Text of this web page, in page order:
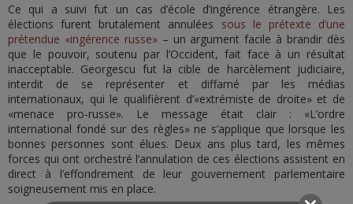
Ce qui a suivi fut un cas d’école d’ingérence étrangère. Les
élections furent brutalement annulées sous le prétexte d’une
prétendue «ingérence russe»– un argument facile à brandir dès
que le pouvoir, soutenu par l’Occident, fait face à un résultat
inacceptable. Georgescu fut la cible de harcèlement judiciaire,
interdit de se représenter et diffamé par les médias
internationaux, qui le qualifièrent d’«extrémiste de droite» et de
«menace pro-russe». Le message était clair : «L’ordre
international fondé sur des règles» ne s’applique que lorsque les
bonnes personnes sont élues. Deux ans plus tard, les mêmes
forces qui ont orchestré l’annulation de ces élections assistent en
direct à l’effondrement de leur gouvernement parlementaire
soigneusement mis en place.